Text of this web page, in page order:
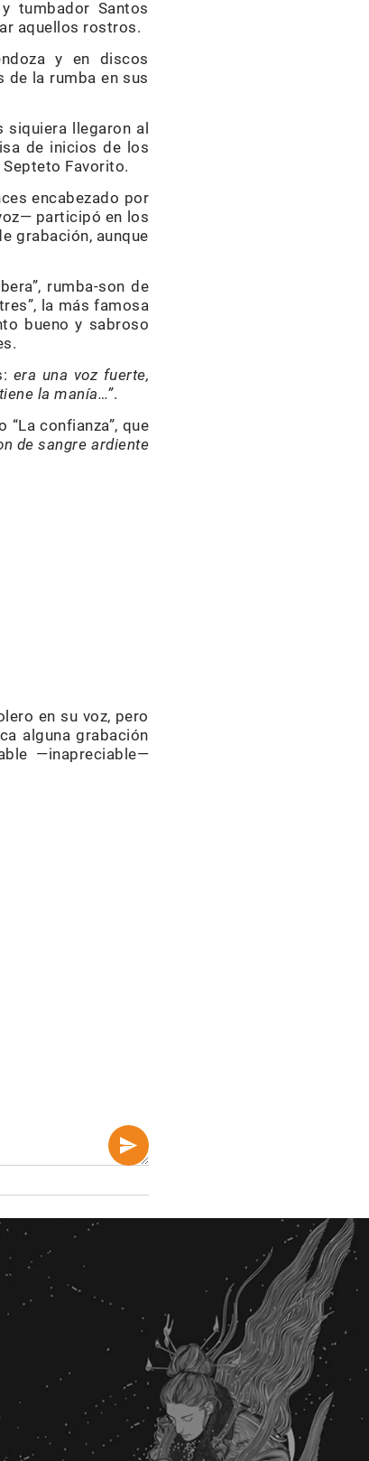
tumbador Santos
aquellos rostros.
y en discos
de la rumba en sus
llegaron al
de inicios de los
Favorito.
encabezado por
participó en los
grabación, aunque
rumba-son de
la más famosa
bueno y sabroso
era una voz fuerte,
la manía…”.
confianza”, que
de sangre ardiente
en su voz, pero
alguna grabación
—inapreciable—